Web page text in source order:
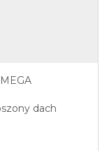
dach